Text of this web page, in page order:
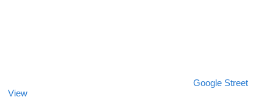
Google Street
View